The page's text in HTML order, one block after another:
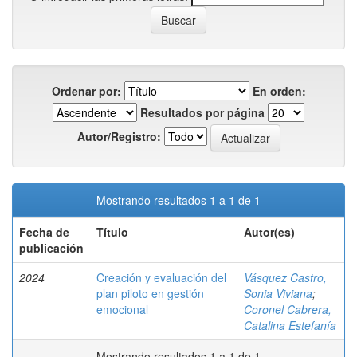
Ordenar por:
En orden:
Resultados por página
Autor/Registro:
Mostrando resultados 1 a 1 de 1
Fecha de
publicación
Título Autor(es)
2024
Creación y evaluación del
plan piloto en gestión
emocional
Vásquez Castro,
Sonia Viviana;
Coronel Cabrera,
Catalina Estefanía